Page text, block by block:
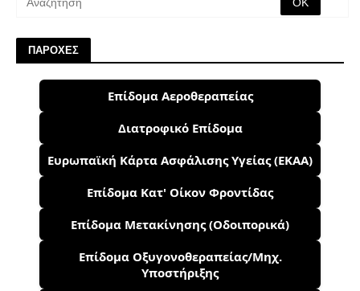
ΠΑΡΟΧΕΣ
Επίδομα Αεροθεραπείας
Διατροφικό Επίδομα
Ευρωπαϊκή Κάρτα Ασφάλισης Υγείας (ΕΚΑΑ)
Επίδομα Κατ' Οίκον Φροντίδας
Επίδομα Μετακίνησης (Οδοιπορικά)
Επίδομα Οξυγονοθεραπείας/Μηχ.
Υποστήριξης